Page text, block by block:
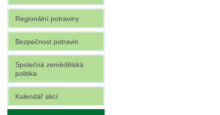
Regionální potraviny
Bezpečnost potravin
Společná zemědělská
politika
Kalendář akcí